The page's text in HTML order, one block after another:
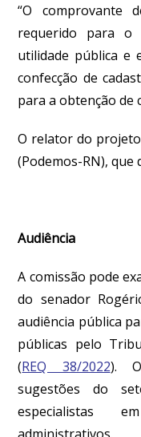
“O comprovante
requerido para o
utilidade pública e
confecção de
para a obtenção de
O relator do
(Podemos-RN), que
Audiência
A comissão pode
do senador
audiência pública
públicas pelo
(REQ 38/2022).
sugestões do
especialistas